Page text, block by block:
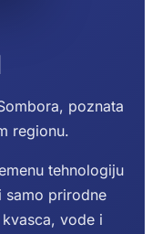
poznata
regionu.
tehnologiju
samo prirodne
vode i